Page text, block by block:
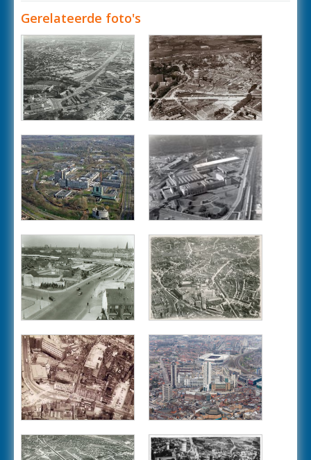
Gerelateerde foto's